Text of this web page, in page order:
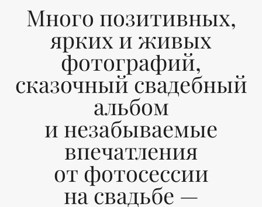
Много позитивных,
ярких и живых
фотографий,
сказочный свадебный
альбом
и незабываемые
впечатления
от фотосессии
на свадьбе —